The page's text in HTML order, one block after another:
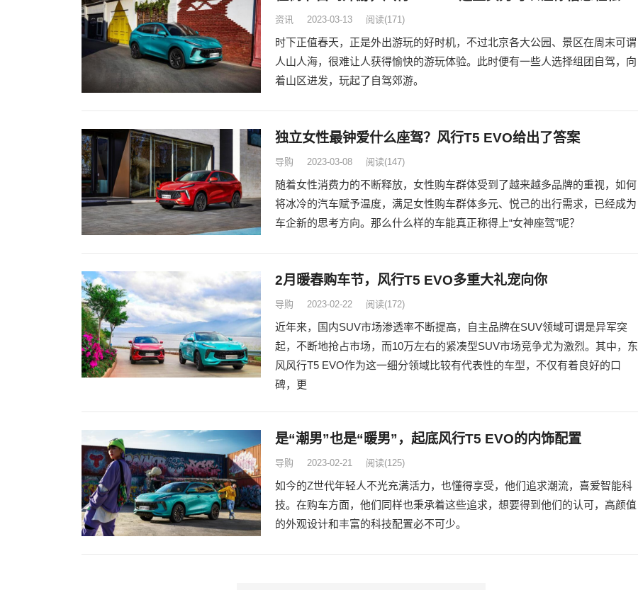
资讯 2023-03-13 阅读(171)
时下正值春天，正是外出游玩的好时机，不过北京各大公园、景区在周末可谓
人山人海，很难让人获得愉快的游玩体验。此时便有一些人选择组团自驾，向
着山区进发，玩起了自驾郊游。
独立女性最钟爱什么座驾？风行T5 EVO给出了答案
导购 2023-03-08 阅读(147)
随着女性消费力的不断释放，女性购车群体受到了越来越多品牌的重视，如何
将冰冷的汽车赋予温度，满足女性购车群体多元、悦己的出行需求，已经成为
车企新的思考方向。那么什么样的车能真正称得上“女神座驾”呢？
2月暖春购车节，风行T5 EVO多重大礼宠向你
导购 2023-02-22 阅读(172)
近年来，国内SUV市场渗透率不断提高，自主品牌在SUV领域可谓是异军突
起，不断地抢占市场，而10万左右的紧凑型SUV市场竞争尤为激烈。其中，东
风风行T5 EVO作为这一细分领域比较有代表性的车型，不仅有着良好的口
碑，更
是“潮男”也是“暖男”，起底风行T5 EVO的内饰配置
导购 2023-02-21 阅读(125)
如今的Z世代年轻人不光充满活力，也懂得享受，他们追求潮流，喜爱智能科
技。在购车方面，他们同样也秉承着这些追求，想要得到他们的认可，高颜值
的外观设计和丰富的科技配置必不可少。